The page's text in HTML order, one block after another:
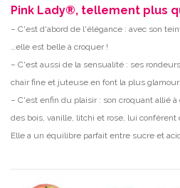
Pink Lady®, tellement plus
– C'est d'abord de l'élégance : avec son
…elle est belle à croquer !
– C'est aussi de la sensualité : ses
chair fine et juteuse en font la plus
– C'est enfin du plaisir : son croquant allié
des bois, vanille, litchi et rose, lui
Elle a un équilibre parfait entre sucre et